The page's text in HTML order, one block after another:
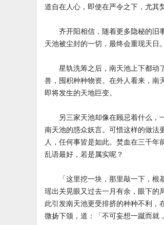
道自在人心，即使在严令之下，尤其
齐开阳相信，随着更多隐秘的旧
天池被尘封的一切，最终会重现天日。
星轨洗筹之后，南天池上下都动
兽，囤积种种物资。在外人看来，南
即将发生的天地巨变。
另三家天池却像在顾忌着什么，
南天池的惑众妖言。可惜这样的做法
人，任何事皆是如此。焚血在三千
乱语最好，若是属实呢？
「这里挖一块，那里敲一下，根
瑶出关晃眼又过去一月有余，眼下的
此引发南天池更受排挤的种种不利，
微扬下颌，道：「不可妄想一蹴而就